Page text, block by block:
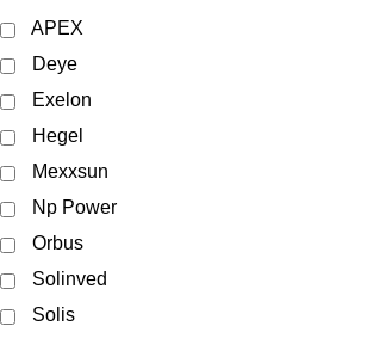
APEX
Deye
Exelon
Hegel
Mexxsun
Np Power
Orbus
Solinved
Solis